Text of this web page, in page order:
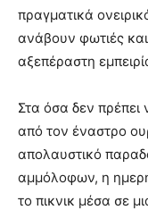
πραγματικά
ανάβουν φωτιές και
αξεπέραστη
Στα όσα δεν πρέπει
από τον έναστρο
απολαυστικό
αμμόλοφων, η
το πικνικ μέσα σε